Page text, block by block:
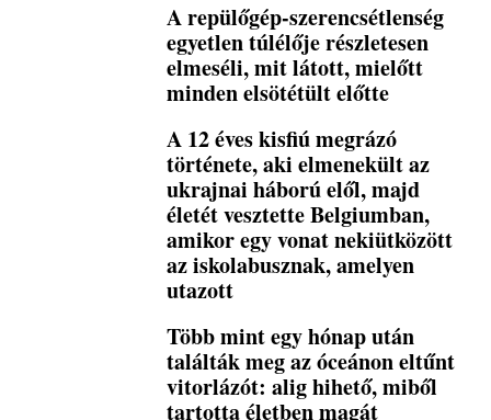
A repülőgép-szerencsétlenség
egyetlen túlélője részletesen
elmeséli, mit látott, mielőtt
minden elsötétült előtte
A 12 éves kisfiú megrázó
története, aki elmenekült az
ukrajnai háború elől, majd
életét vesztette Belgiumban,
amikor egy vonat nekiütközött
az iskolabusznak, amelyen
utazott
Több mint egy hónap után
találták meg az óceánon eltűnt
vitorlázót: alig hihető, miből
tartotta életben magát